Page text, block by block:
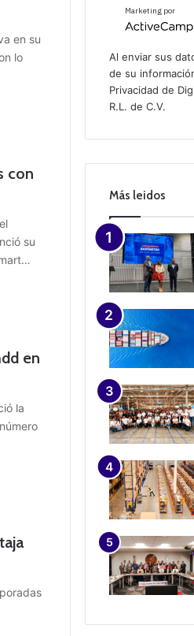
en su
lo
con
su
en
la
Marketing por
A
v
e
p
i
n
Al enviar sus
de su
Privacidad de
R.L. de C.V.
Más leidos